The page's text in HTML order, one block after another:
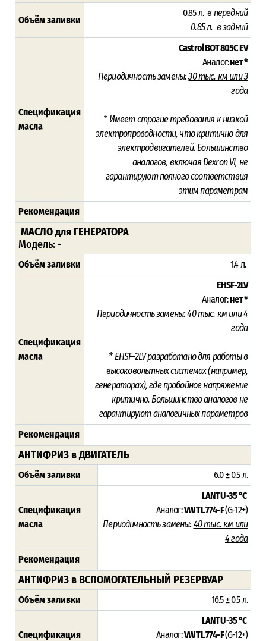
Объём заливки
0.85 л.в передний
0.85 л. в задний
Спецификация
масла
Castrol BOT 805C EV
Аналог:нет *
Периодичность замены:30 тыс. км или 3
года
* Имеет строгие требования к низкой
электропроводности, что критично для
электродвигателей. Большинство
аналогов, включая Dexron VI, не
гарантируют полного соответствия
этим параметрам
Рекомендация
МАСЛО для ГЕНЕРАТОРА
Модель: -
Объём заливки 1.4 л.
Спецификация
масла
EHSF-2LV
Аналог:нет *
Периодичность замены:40 тыс. км или 4
года
* EHSF-2LV разработано для работы в
высоковольтных системах (например,
генераторах), где пробойное напряжение
критично. Большинство аналогов не
гарантируют аналогичных параметров
Рекомендация
АНТИФРИЗ в ДВИГАТЕЛЬ
Объём заливки 6.0 ± 0.5 л.
Спецификация
масла
LANTU -35 °C
Аналог:VW TL 774-F(G-12+)
Периодичность замены: 40 тыс. км или
4 года
Рекомендация
АНТИФРИЗ в ВСПОМОГАТЕЛЬНЫЙ РЕЗЕРВУАР
Объём заливки 16.5 ± 0.5 л.
Спецификация
LANTU -35 °C
Аналог:VW TL 774-F(G-12+)